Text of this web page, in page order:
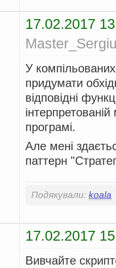
17.02.2017
У
придумати
відповідні
програмі.
Але мені
паттерн
Подякували: koala
17.02.2017
Вивчайте